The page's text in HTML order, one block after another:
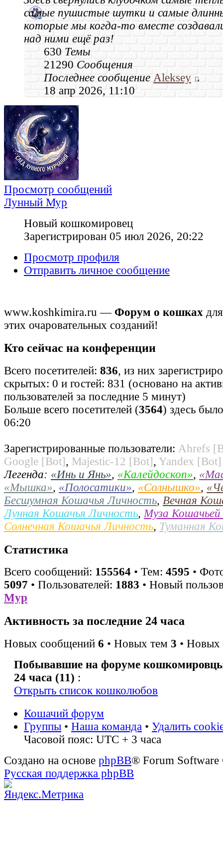
самые пушистые шутки и самые
которые мы когда‑то вместе
над ними ещё раз!
630 Темы
21290 Сообщения
Последнее сообщение Aleksey
18 апр 2026, 11:10
Просмотр сообщений
Лунный Мур
Новый кошкомировец
Зарегистрирован 05 июл 2026, 20:22
Просмотр профиля
Отправить личное сообщение
www.koshkimira.ru — Форум о кошках
этих очаровательных созданий!
Кто сейчас на конференции
Всего посетителей: 836, из них
скрытых: 0 и гостей: 831 (основано на
пользователей за последние 5 минут)
Больше всего посетителей (3564) здесь
06:20
Зарегистрированные пользователи: Ahrefs
Google [Bot], Majestic-12 [Bot], Yandex [Bot]
Легенда: «Инь и Янь», «Калейдоскоп»,
«Мышка», «Полосатики», «Солнышко»,
Бесшумная Кошачья Личность, Вечная
Лунная Кошачья Личность,Муза
Солнечная Кошачья Личность, Туманная
Статистика
Всего сообщений: 155564 • Тем: 4595 •
5097 • Пользователей: 1883 • Новый
Мур
Активность за последние 24 часа
Новых сообщений 6 • Новых тем 3 • Новых
Побывавшие на форуме кошкомировцы
24 часа (11) :
Открыть список кошколюбов
Кошачий форум
Группы • Наша команда • Удалить
Часовой пояс: UTC + 3 часа
Создано на основе phpBB® Forum
Русская поддержка phpBB